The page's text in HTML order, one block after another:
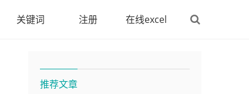
关键词 注册 在线excel
推荐文章